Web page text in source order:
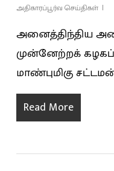
அதிகாரப்பூர்வ செய்திகள்
அனைத்திந்திய
முன்னேற்றக்
மாண்புமிகு
Read More